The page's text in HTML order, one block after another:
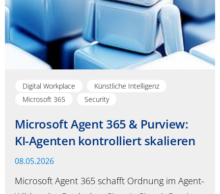
Digital Workplace
Künstliche Intelligenz
Microsoft 365
Security
Microsoft Agent 365 & Purview:
KI-Agenten kontrolliert skalieren
08.05.2026
Microsoft Agent 365 schafft Ordnung im Agent-